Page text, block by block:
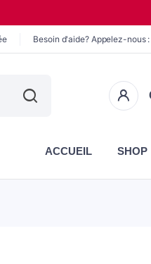
Besoin d'aide? Appelez-nous
ACCUEIL SHOP